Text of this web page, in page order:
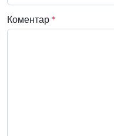
Коментар *